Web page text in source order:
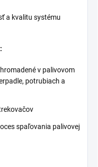
a kvalitu systému
v palivovom
potrubiach a
spaľovania palivovej